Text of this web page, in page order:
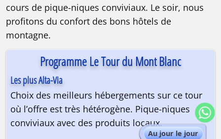
Au jour le jour
cours de pique-niques conviviaux. Le soir, nous
profitons du confort des bons hôtels de
montagne.
Programme Le Tour du Mont Blanc
Les plus Alta-Via
Choix des meilleurs hébergements sur ce tour
où l’offre est très hétérogène. Pique-niques
conviviaux avec des produits locaux.